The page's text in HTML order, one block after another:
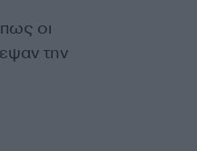
οι
την